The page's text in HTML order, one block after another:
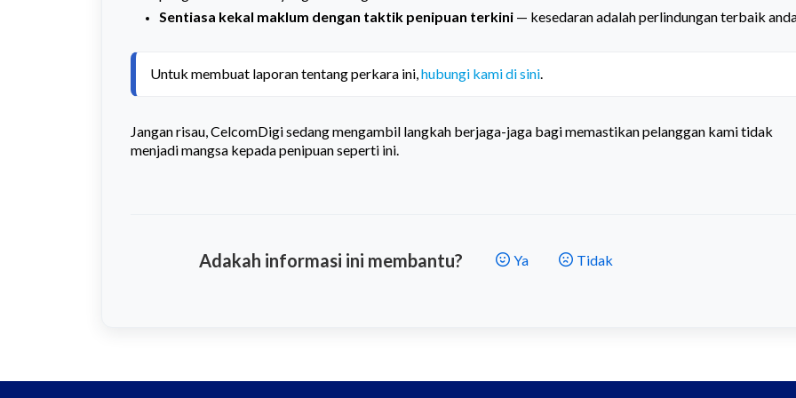
Sentiasa kekal maklum dengan taktik penipuan terkini — kesedaran adalah perlindungan terbaik
Untuk membuat laporan tentang perkara ini, hubungi kami di sini.
Jangan risau, CelcomDigi sedang mengambil langkah berjaga-jaga bagi memastikan pelanggan kami tidak
menjadi mangsa kepada penipuan seperti ini.
Adakah informasi ini membantu? Tidak
Ya